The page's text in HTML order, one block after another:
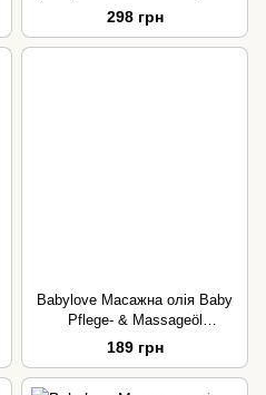
2шт. - 1 шт/ящ
298 грн
Babylove Масажна олія Baby
Pflege- & Massageöl
(Sensitive) - 250 ml / 6 шт/ящ
189 грн